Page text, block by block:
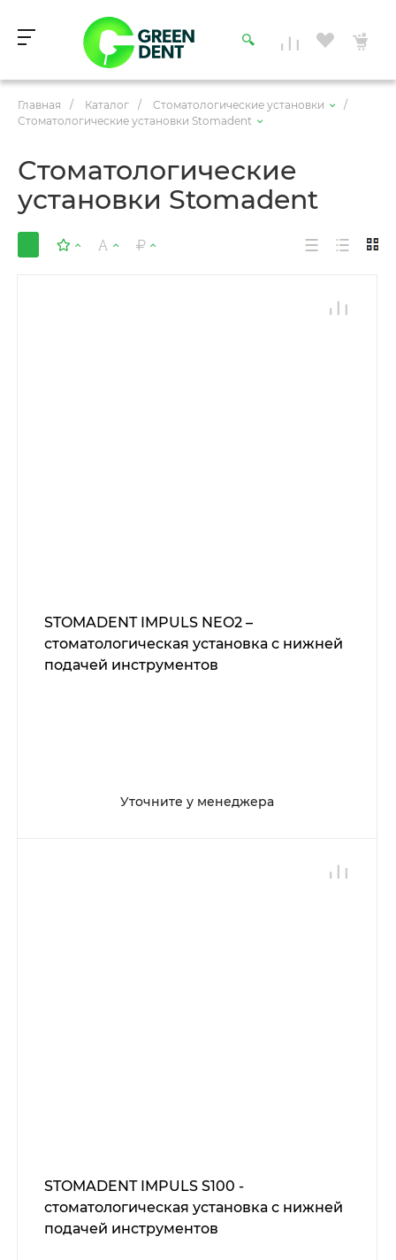
Главная / Каталог / Стоматологические установки
/
Стоматологические установки Stomadent
Стоматологические
установки Stomadent
STOMADENT IMPULS NEO2 –
стоматологическая установка с нижней
подачей инструментов
Уточните у менеджера
STOMADENT IMPULS S100 -
стоматологическая установка с нижней
подачей инструментов